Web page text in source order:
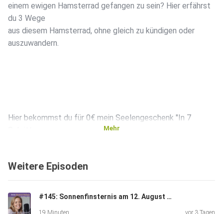
einem ewigen Hamsterrad gefangen zu sein? Hier erfährst
du 3 Wege
aus diesem Hamsterrad, ohne gleich zu kündigen oder
auszuwandern.
Hier bekommst du für 0€ mein Seelengeschenk "In 7
Mehr
Weitere Episoden
#145: Sonnenfinsternis am 12. August - Das kosmische Event, das du nicht ignorieren solltest
19 Minuten vor 3 Tagen